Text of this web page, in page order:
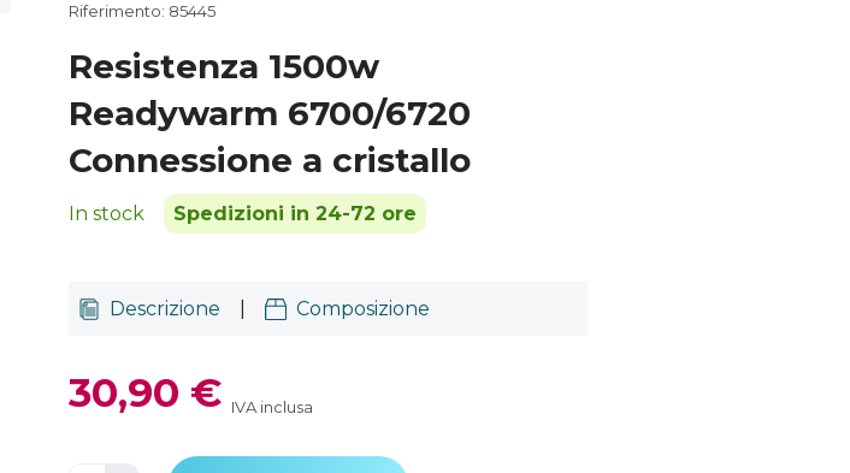
Riferimento: 85445
Resistenza 1500w
Readywarm 6700/6720
Connessione a cristallo
In stock Spedizioni in 24-72 ore
Descrizione Composizione
30,90 € IVA inclusa